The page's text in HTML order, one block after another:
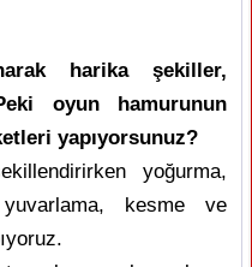
harika şekiller,
oyun hamurunun
yapıyorsunuz?
yoğurma,
kesme ve